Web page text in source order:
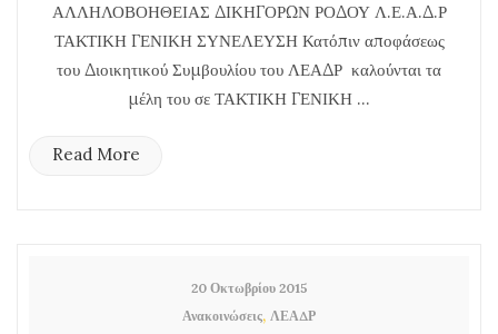
ΑΛΛΗΛΟΒΟΗΘΕΙΑΣ ΔΙΚΗΓΟΡΩΝ ΡΟΔΟΥ Λ.Ε.Α.Δ.Ρ
ΤΑΚΤΙΚΗ ΓΕΝΙΚΗ ΣΥΝΕΛΕΥΣΗ Κατόπιν αποφάσεως
του Διοικητικού Συμβουλίου του ΛΕΑΔΡ καλούνται τα
μέλη του σε ΤΑΚΤΙΚΗ ΓΕΝΙΚΗ ...
Read More
20 Οκτωβρίου 2015
Ανακοινώσεις, ΛΕΑΔΡ